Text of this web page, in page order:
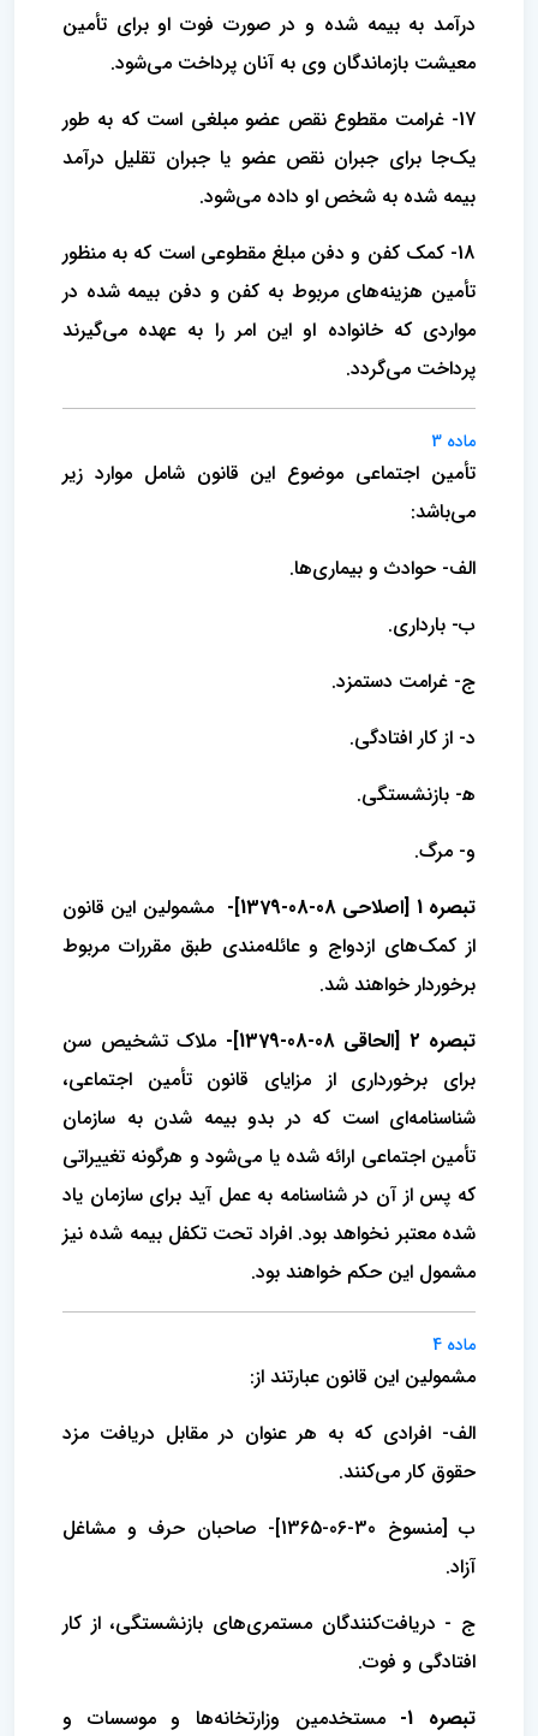
درآمد به بیمه شده و در صورت‌ فوت او برای تأمین
معیشت بازماندگان وی به آنان پرداخت می‌شود.
17- غرامت مقطوع نقص عضو مبلغی است که به طور
یک‌جا برای جبران نقص عضو یا جبران تقلیل درآمد
بیمه شده به شخص او داده می‌شود.
18- کمک کفن و دفن مبلغ مقطوعی است که به منظور
تأمین هزینه‌‌های مربوط به کفن و دفن بیمه شده در
مواردی که خانواده او این امر را به عهده می‌گیرند
پرداخت می‌گردد.
ماده 3
تأمین اجتماعی موضوع این قانون شامل موارد زیر
می‌باشد:
الف- حوادث و بیماری‌ها.
ب- بارداری.
ج- غرامت دستمزد.
د- از کار افتادگی.
ه‍- بازنشستگی.
و- مرگ.
تبصره 1 [اصلاحی 08-08-1379]-
مشمولین این قانون
از کمک‌های ازدواج و عائله‌مندی طبق مقررات مربوط
برخوردار خواهند شد.
تبصره 2 [الحاقی 08-08-1379]-
ملاک تشخیص سن
برای برخورداری از مزایای قانون تأمین اجتماعی،
شناسنامه‌ای است که در بدو بیمه شدن به سازمان
تأمین اجتماعی ‌ارائه شده یا می‌شود و هرگونه تغییراتی
که پس از آن در شناسنامه به عمل آید برای سازمان یاد
شده معتبر نخواهد بود. ‌افراد تحت تکفل بیمه شده نیز
مشمول این حکم خواهند بود.
ماده 4
مشمولین این قانون عبارتند از:
الف- افرادی که به هر عنوان در مقابل دریافت مزد
حقوق کار می‌کنند.
ب [منسوخ 30-06-1365]- صاحبان حرف و مشاغل
آزاد.
ج - دریافت‌کنندگان مستمری‌های بازنشستگی، از کار
افتادگی و فوت.
تبصره 1-
مستخدمین وزارتخانه‌ها و موسسات و